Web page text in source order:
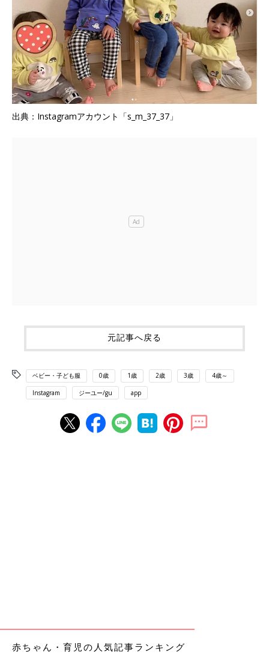
出典：Instagramアカウント「s_m_37_37」
元記事へ戻る
ベビー・子ども服 0歳 1歳 2歳 3歳 4歳～
Instagram ジーユー/gu app
赤ちゃん・育児の人気記事ランキング